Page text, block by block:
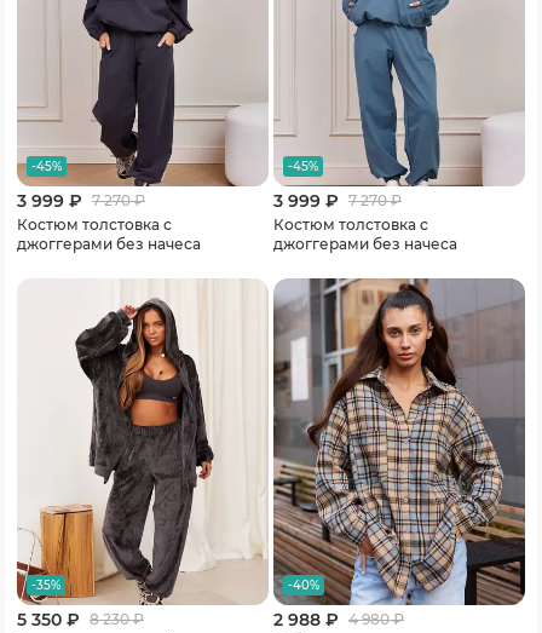
-45%
3 999 ₽ 7 270₽
Костюм толстовка с
джоггерами без начеса
-45%
3 999 ₽ 7 270₽
Костюм толстовка с
джоггерами без начеса
-35%
5 350 ₽ 8 230₽
-40%
2 988 ₽ 4 980₽